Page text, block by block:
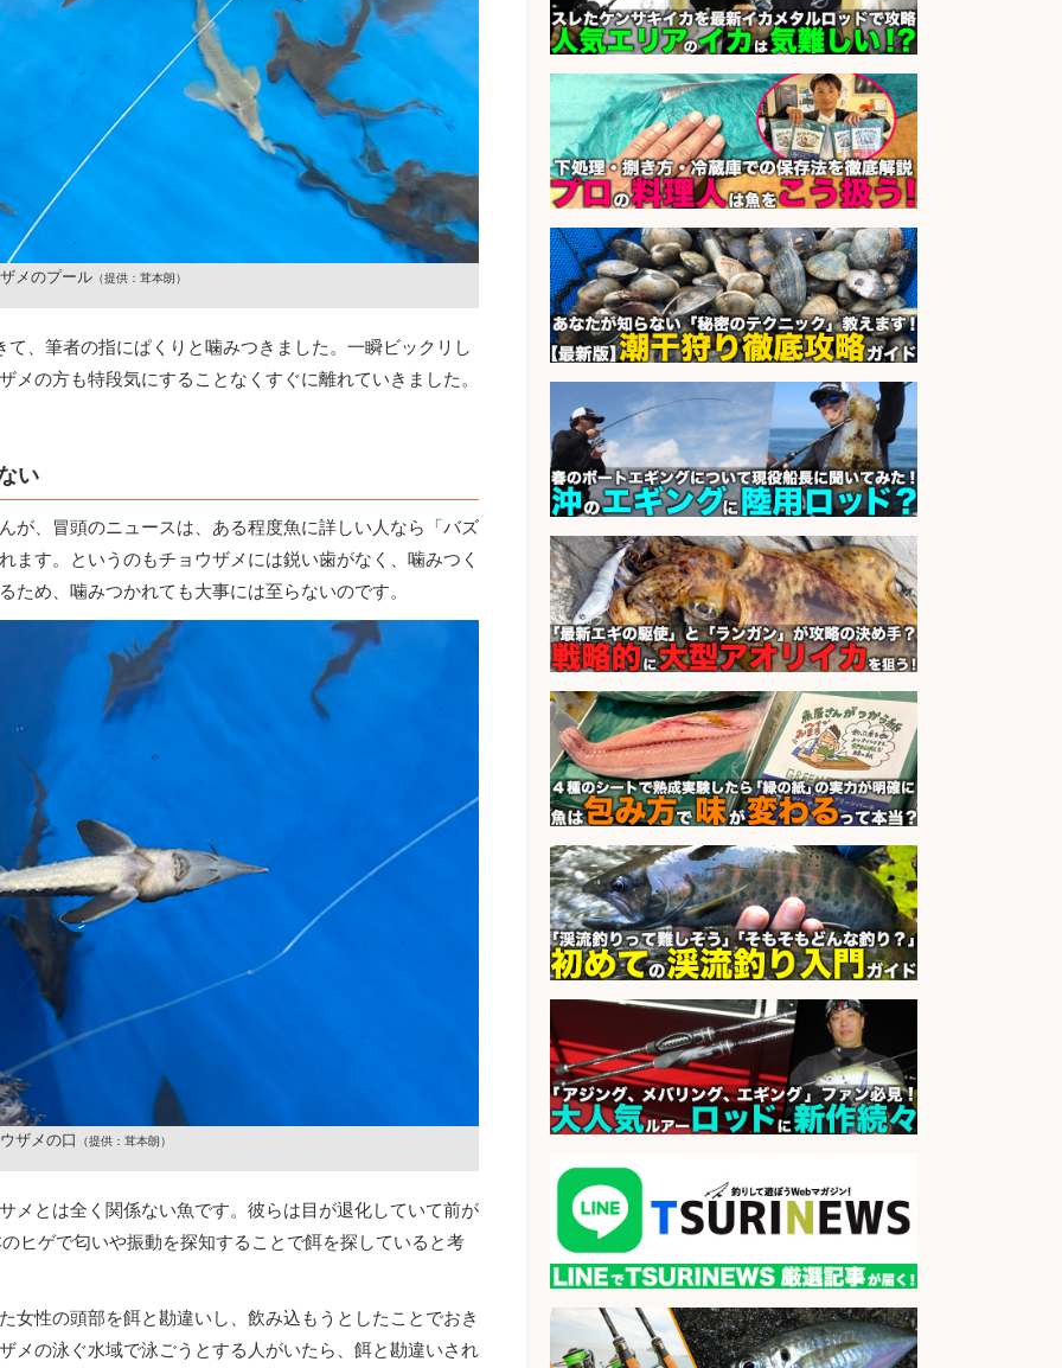
メのプール（提供：茸本朗）
、筆者の指にぱくりと噛みつきました。一瞬ビックリし
メの方も特段気にすることなくすぐに離れていきました。
い
が、冒頭のニュースは、ある程度魚に詳しい人なら「バズ
ます。というのもチョウザメには鋭い歯がなく、噛みつく
め、噛みつかれても大事には至らないのです。
ザメの口 （提供：茸本朗）
メとは全く関係ない魚です。彼らは目が退化していて前が
ヒゲで匂いや振動を探知することで餌を探していると考
女性の頭部を餌と勘違いし、飲み込もうとしたことでおき
メの泳ぐ水域で泳ごうとする人がいたら、餌と勘違いされ